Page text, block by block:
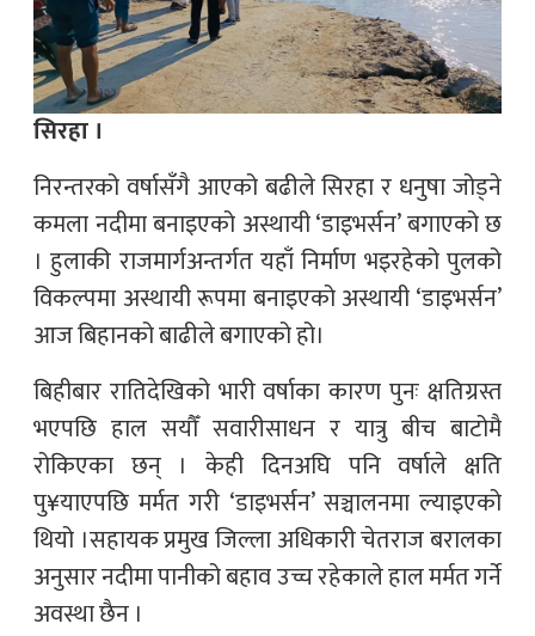
सिरहा ।
निरन्तरको वर्षासँगै आएको बढीले सिरहा र धनुषा जोड्ने
कमला नदीमा बनाइएको अस्थायी ‘डाइभर्सन’ बगाएको छ
। हुलाकी राजमार्गअन्तर्गत यहाँ निर्माण भइरहेको पुलको
विकल्पमा अस्थायी रूपमा बनाइएको अस्थायी ‘डाइभर्सन’
आज बिहानको बाढीले बगाएको हो।
बिहीबार रातिदेखिको भारी वर्षाका कारण पुनः क्षतिग्रस्त
भएपछि हाल सयौँ सवारीसाधन र यात्रु बीच बाटोमै
रोकिएका छन् । केही दिनअघि पनि वर्षाले क्षति
पु¥याएपछि मर्मत गरी ‘डाइभर्सन’ सञ्चालनमा ल्याइएको
थियो ।सहायक प्रमुख जिल्ला अधिकारी चेतराज बरालका
अनुसार नदीमा पानीको बहाव उच्च रहेकाले हाल मर्मत गर्ने
अवस्था छैन ।